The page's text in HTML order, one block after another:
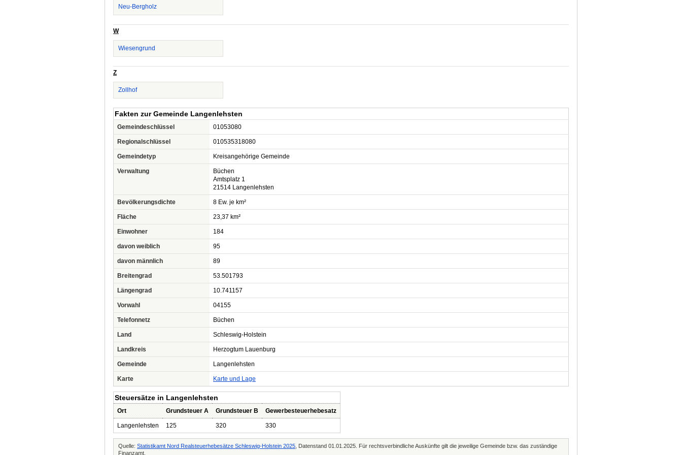
Neu-Bergholz
W
Wiesengrund
Z
Zollhof
Fakten zur Gemeinde Langenlehsten
Gemeindeschlüssel 01053080
Regionalschlüssel 010535318080
Gemeindetyp Kreisangehörige Gemeinde
Verwaltung
Büchen
Amtsplatz 1
21514 Langenlehsten
Bevölkerungsdichte 8 Ew. je km²
Fläche 23,37 km²
Einwohner 184
davon weiblich 95
davon männlich 89
Breitengrad 53.501793
Längengrad 10.741157
Vorwahl 04155
Telefonnetz Büchen
Land Schleswig-Holstein
Landkreis Herzogtum Lauenburg
Gemeinde Langenlehsten
Karte Karte und Lage
Steuersätze in Langenlehsten
Ort Grundsteuer A Grundsteuer B Gewerbesteuerhebesatz
Langenlehsten 125 320 330
Quelle: Statistikamt Nord Realsteuerhebesätze Schleswig-Holstein 2025 , Datenstand 01.01.2025. Für rechtsverbindliche Auskünfte gilt die jeweilige Gemeinde bzw. das zuständige
Finanzamt.